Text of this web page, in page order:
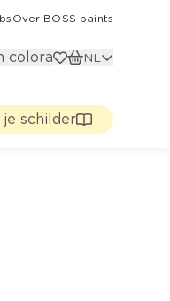
Over BOSS paints
colora NL
je schilder